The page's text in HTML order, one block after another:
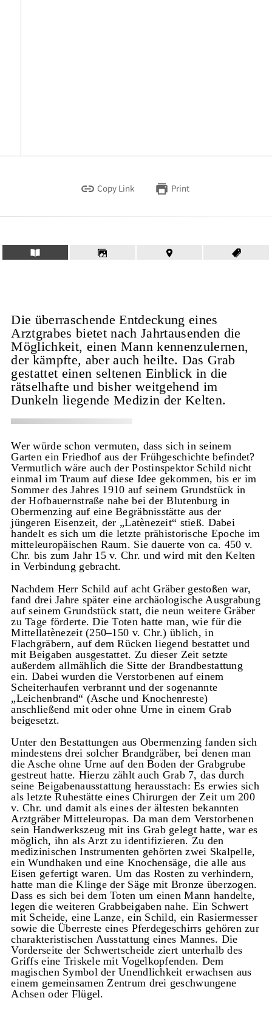
Copy Link Print
Die überraschende Entdeckung eines
Arztgrabes bietet nach Jahrtausenden die
Möglichkeit, einen Mann kennenzulernen,
der kämpfte, aber auch heilte. Das Grab
gestattet einen seltenen Einblick in die
rätselhafte und bisher weitgehend im
Dunkeln liegende Medizin der Kelten.
Wer würde schon vermuten, dass sich in seinem
Garten ein Friedhof aus der Frühgeschichte befindet?
Vermutlich wäre auch der Postinspektor Schild nicht
einmal im Traum auf diese Idee gekommen, bis er im
Sommer des Jahres 1910 auf seinem Grundstück in
der Hofbauernstraße nahe bei der Blutenburg in
Obermenzing auf eine Begräbnisstätte aus der
jüngeren Eisenzeit, der „Latènezeit“ stieß. Dabei
handelt es sich um die letzte prähistorische Epoche im
mitteleuropäischen Raum. Sie dauerte von ca. 450 v.
Chr. bis zum Jahr 15 v. Chr. und wird mit den Kelten
in Verbindung gebracht.
Nachdem Herr Schild auf acht Gräber gestoßen war,
fand drei Jahre später eine archäologische Ausgrabung
auf seinem Grundstück statt, die neun weitere Gräber
zu Tage förderte. Die Toten hatte man, wie für die
Mittellatènezeit (250–150 v. Chr.) üblich, in
Flachgräbern, auf dem Rücken liegend bestattet und
mit Beigaben ausgestattet. Zu dieser Zeit setzte
außerdem allmählich die Sitte der Brandbestattung
ein. Dabei wurden die Verstorbenen auf einem
Scheiterhaufen verbrannt und der sogenannte
„Leichenbrand“ (Asche und Knochenreste)
anschließend mit oder ohne Urne in einem Grab
beigesetzt.
Unter den Bestattungen aus Obermenzing fanden sich
mindestens drei solcher Brandgräber, bei denen man
die Asche ohne Urne auf den Boden der Grabgrube
gestreut hatte. Hierzu zählt auch Grab 7, das durch
seine Beigabenausstattung herausstach: Es erwies sich
als letzte Ruhestätte eines Chirurgen der Zeit um 200
v. Chr. und damit als eines der ältesten bekannten
Arztgräber Mitteleuropas. Da man dem Verstorbenen
sein Handwerkszeug mit ins Grab gelegt hatte, war es
möglich, ihn als Arzt zu identifizieren. Zu den
medizinischen Instrumenten gehörten zwei Skalpelle,
ein Wundhaken und eine Knochensäge, die alle aus
Eisen gefertigt waren. Um das Rosten zu verhindern,
hatte man die Klinge der Säge mit Bronze überzogen.
Dass es sich bei dem Toten um einen Mann handelte,
legen die weiteren Grabbeigaben nahe. Ein Schwert
mit Scheide, eine Lanze, ein Schild, ein Rasiermesser
sowie die Überreste eines Pferdegeschirrs gehören zur
charakteristischen Ausstattung eines Mannes. Die
Vorderseite der Schwertscheide ziert unterhalb des
Griffs eine Triskele mit Vogelkopfenden. Dem
magischen Symbol der Unendlichkeit erwachsen aus
einem gemeinsamen Zentrum drei geschwungene
Achsen oder Flügel.